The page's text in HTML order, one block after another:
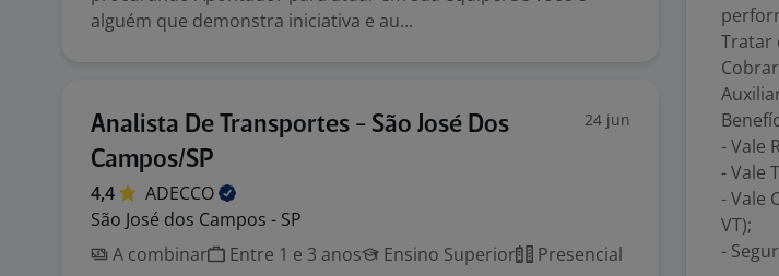
alguém que demonstra iniciativa e au...
Analista De Transportes - São José Dos
Campos/SP
24 jun
4,4
ADECCO
São José dos Campos - SP
A combinar
Entre 1 e 3 anos Ensino Superior
Presencial
Tratar
- Vale
- Vale
- Vale
VT);
-